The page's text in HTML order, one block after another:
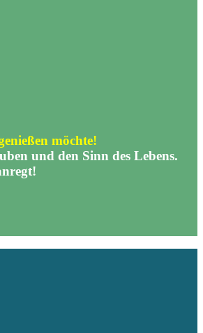
möchte!
und den Sinn des Lebens.